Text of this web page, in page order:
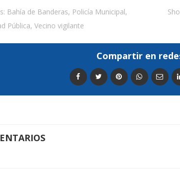
Bahía de Banderas, Policía Municipal,
Pública, Vecino vigilante
Compartir en